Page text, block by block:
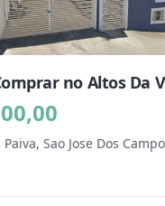
no Altos Da
Campos - SP
Sao Jose Dos